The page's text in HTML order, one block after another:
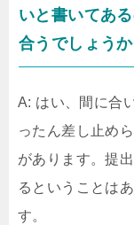
いと書いてあ
合うでしょうか
A: はい、間に合
ったん差し止め
があります。提
るということは
す。